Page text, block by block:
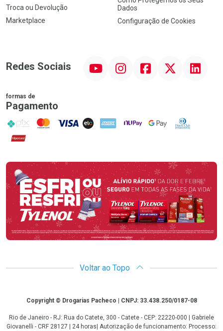
Troca ou Devolução
Marketplace
Dados
Configuração de Cookies
Redes Sociais InstagramFacebookTwitter Linkedin
formas de
Pagamento
PIX MasterCard
VISA ELO AMEX NuPay Google PayDiners Club
Hipercard
Promoção em Destaque
Voltar ao Topo
CopyrightCopyright © Drogarias Pacheco | CNPJ: 33.438.250/0187-08
Rio de Janeiro - RJ: Rua do Catete, 300 - Catete - CEP: 22220-000 | Gabriele
Giovanelli - CRF 28127 | 24 horas| Autorização de funcionamento: Processo: